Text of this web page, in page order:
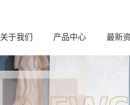
关于我们 产品中心 最新